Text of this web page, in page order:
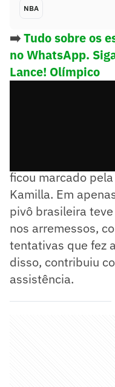
NBA
➡️Tudo sobre os
no WhatsApp.
Lance! Olímpico
ficou marcado
Kamilla. Em
pivô brasileira
nos arremessos,
tentativas que fez
disso, contribuiu
assistência.